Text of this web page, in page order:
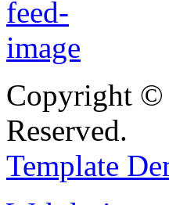
Copyright ©
Reserved.
Template